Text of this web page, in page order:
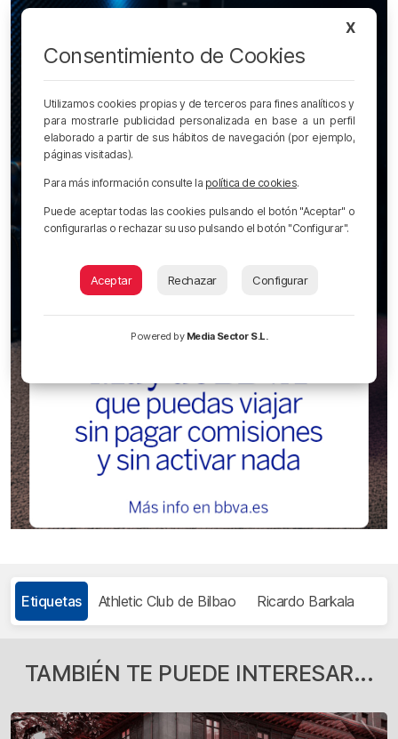
Etiquetas Athletic Club de Bilbao Ricardo Barkala
TAMBIÉN TE PUEDE INTERESAR...
X
Consentimiento de Cookies
Utilizamos cookies propias y de terceros para fines analíticos y
para mostrarle publicidad personalizada en base a un perfil
elaborado a partir de sus hábitos de navegación (por ejemplo,
páginas visitadas).
Para más información consulte la política de cookies.
Puede aceptar todas las cookies pulsando el botón "Aceptar" o
configurarlas o rechazar su uso pulsando el botón "Configurar".
Aceptar Rechazar Configurar
Powered by Media Sector S.L.